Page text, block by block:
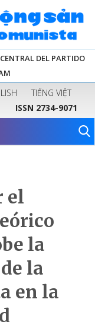
DEL PARTIDO
TIẾNG VIỆT
ISSN 2734-9071
el
la
la
en la